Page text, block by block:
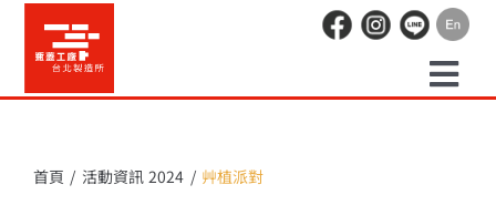
content
首頁 活動資訊 2024 艸植派對